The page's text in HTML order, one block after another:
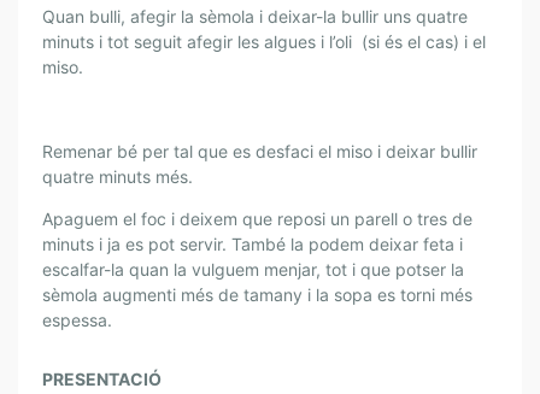
Quan bulli, afegir la sèmola i deixar-la bullir uns quatre
minuts i tot seguit afegir les algues i l’oli (si és el cas) i el
miso.
Remenar bé per tal que es desfaci el miso i deixar bullir
quatre minuts més.
Apaguem el foc i deixem que reposi un parell o tres de
minuts i ja es pot servir. També la podem deixar feta i
escalfar-la quan la vulguem menjar, tot i que potser la
sèmola augmenti més de tamany i la sopa es torni més
espessa.
PRESENTACIÓ